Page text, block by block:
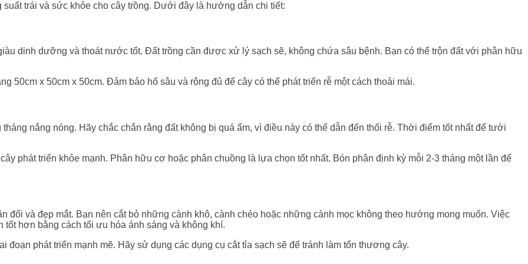
trái và sức khỏe cho cây trồng. Dưới đây là hướng dẫn chi tiết:
dinh dưỡng và thoát nước tốt. Đất trồng cần được xử lý sạch sẽ, không chứa sâu bệnh. Bạn có thể trộn đất với phân hữu
50cm x 50cm x 50cm. Đảm bảo hố sâu và rộng đủ để cây có thể phát triển rễ một cách thoải mái.
nắng nóng. Hãy chắc chắn rằng đất không bị quá ẩm, vì điều này có thể dẫn đến thối rễ. Thời điểm tốt nhất để tưới
phát triển khỏe mạnh. Phân hữu cơ hoặc phân chuồng là lựa chọn tốt nhất. Bón phân định kỳ mỗi 2-3 tháng một lần để
đối và đẹp mắt. Bạn nên cắt bỏ những cành khô, cành chéo hoặc những cành mọc không theo hướng mong muốn. Việc
hơn bằng cách tối ưu hóa ánh sáng và không khí.
đoạn phát triển mạnh mẽ. Hãy sử dụng các dụng cụ cắt tỉa sạch sẽ để tránh làm tổn thương cây.